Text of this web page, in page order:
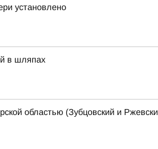
установлено
в шляпах
областью (Зубцовский и